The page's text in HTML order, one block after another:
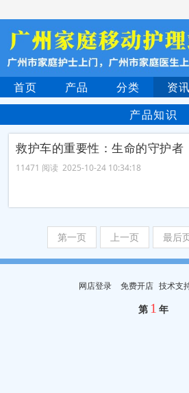
首页 产品 分类 资讯
产品知识
救护车的重要性：生命的守护者
11471 阅读 2025-10-24 10:34:18
第一页 上一页 最后
网店登录 免费开店 技术支
第 1 年